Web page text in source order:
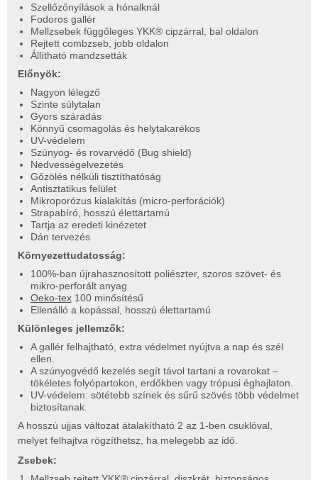
Szellőzőnyílások a hónalknál
Fodoros gallér
Mellzsebek függőleges YKK® cipzárral, bal oldalon
Rejtett combzseb, jobb oldalon
Állítható mandzsetták
Előnyök:
Nagyon lélegző
Szinte súlytalan
Gyors száradás
Könnyű csomagolás és helytakarékos
UV-védelem
Szúnyog- és rovarvédő (Bug shield)
Nedvességelvezetés
Gőzölés nélküli tisztíthatóság
Antisztatikus felület
Mikroporózus kialakítás (micro-perforációk)
Strapabíró, hosszú élettartamú
Tartja az eredeti kinézetet
Dán tervezés
Környezettudatosság:
100%-ban újrahasznosított poliészter, szoros szövet- és
mikro-perforált anyag
Oeko-tex100 minősítésű
Ellenálló a kopással, hosszú élettartamú
Különleges jellemzők:
A gallér felhajtható, extra védelmet nyújtva a nap és szél
ellen.
A szúnyogvédő kezelés segít távol tartani a rovarokat –
tökéletes folyópartokon, erdőkben vagy trópusi éghajlaton.
UV-védelem: sötétebb színek és sűrű szövés több védelmet
biztosítanak.
A hosszú ujjas változat átalakítható 2 az 1-ben csuklóval,
melyet felhajtva rögzíthetsz, ha melegebb az idő.
Zsebek: